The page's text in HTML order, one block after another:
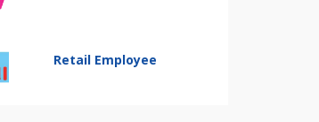
Retail Employee